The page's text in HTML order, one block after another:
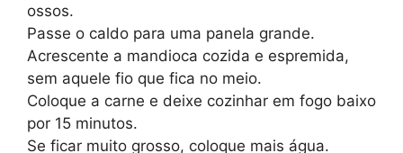
ossos.
Passe o caldo para uma panela grande.
Acrescente a mandioca cozida e espremida,
sem aquele fio que fica no meio.
Coloque a carne e deixe cozinhar em fogo baixo
por 15 minutos.
Se ficar muito grosso, coloque mais água.